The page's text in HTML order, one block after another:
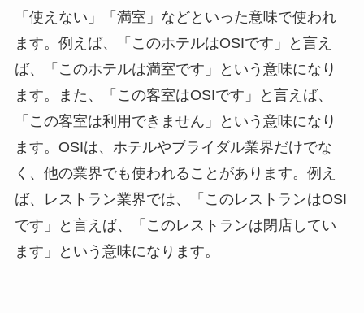
「使えない」「満室」などといった意味で使われ
ます。例えば、「このホテルはOSIです」と言え
ば、「このホテルは満室です」という意味になり
ます。また、「この客室はOSIです」と言えば、
「この客室は利用できません」という意味になり
ます。OSIは、ホテルやブライダル業界だけでな
く、他の業界でも使われることがあります。例え
ば、レストラン業界では、「このレストランはOSI
です」と言えば、「このレストランは閉店してい
ます」という意味になります。